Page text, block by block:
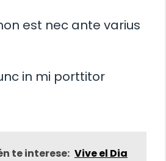
est nec ante varius
in mi porttitor
te interese: Vive el Dia